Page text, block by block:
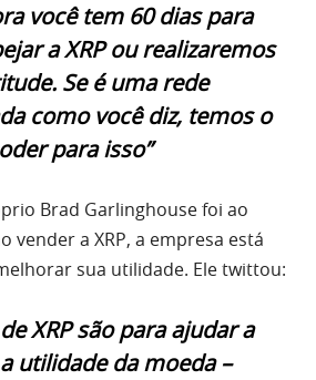
você tem 60 dias para
a XRP ou realizaremos
Se é uma rede
como você diz, temos o
para isso”
Brad Garlinghouse foi ao
vender a XRP, a empresa está
sua utilidade. Ele twittou:
XRP são para ajudar a
utilidade da moeda –